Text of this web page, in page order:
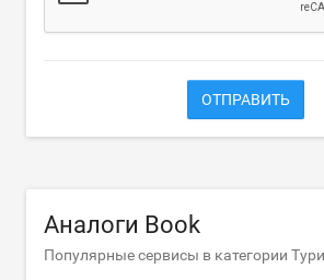
ОТПРАВИТЬ
Аналоги Book
Популярные сервисы в категории